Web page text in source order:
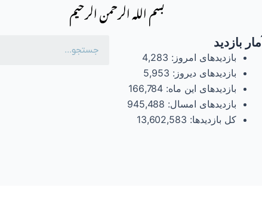
بسم الله الرحمن الرحیم
آمار بازدید
بازدیدهای امروز: 4,283
بازدیدهای دیروز: 5,953
بازدیدهای این ماه:166,784
بازدیدهای امسال: 945,488
کل بازدیدها: 13,602,583